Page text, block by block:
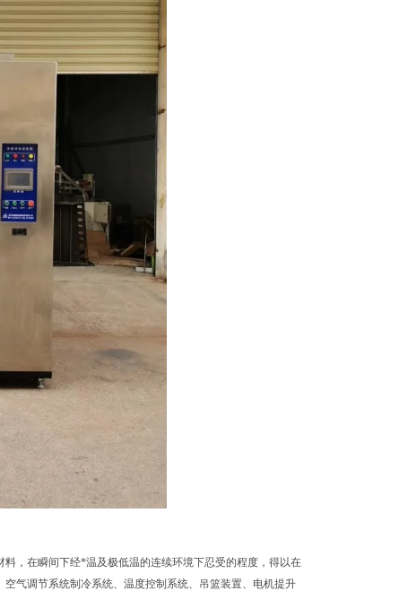
，在瞬间下经*温及极低温的连续环境下忍受的程度，得以在
气调节系统制冷系统、温度控制系统、吊篮装置、电机提升